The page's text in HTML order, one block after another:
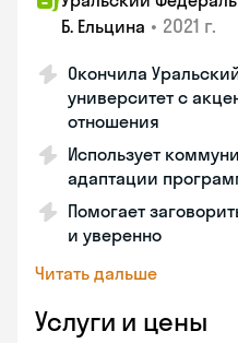
Б. Ельцина • 2021 г.
Окончила
университет с
отношения
Использует
адаптации
Помогает
и уверенно
Читать дальше
Услуги и цены